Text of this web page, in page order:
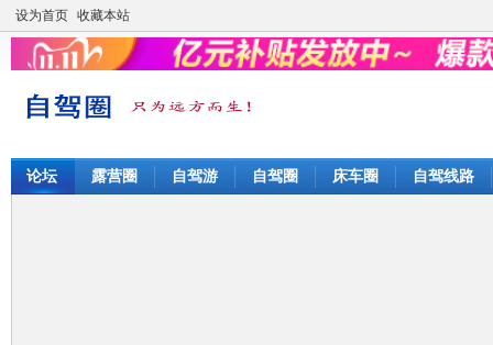
设为首页 收藏本站
论坛 露营圈 自驾游 自驾圈 床车圈 自驾线路